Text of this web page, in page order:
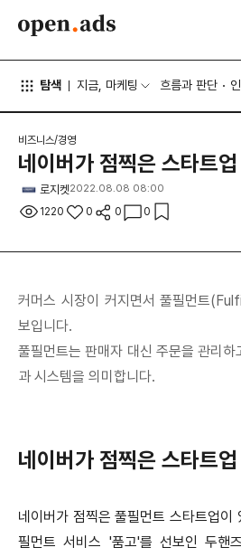
탐색 지금, 마케팅 흐름과 판단
비즈니스/경영
네이버가 점찍은 스타트업
로지켓2022.08.08 08:00
1220 0 0 0
커머스 시장이 커지면서 풀필먼트
보입니다.
풀필먼트는 판매자 대신 주문을 관리
과 시스템을 의미합니다.
네이버가 점찍은 스타트업
네이버가 점찍은 풀필먼트 스타트업
필먼트 서비스 '품고'를 선보인 두핸